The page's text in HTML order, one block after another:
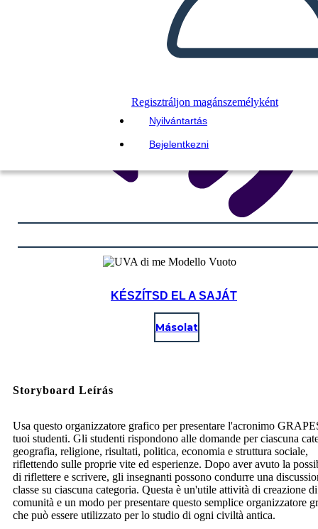
Regisztráljon magánszemélyként
Nyilvántartás
Bejelentkezni
KÉSZÍTSD EL A SAJÁT
Másolat
Storyboard Leírás
Usa questo organizzatore grafico per presentare l'acronimo
tuoi studenti. Gli studenti rispondono alle domande per ciascuna
geografia, religione, risultati, politica, economia e struttura sociale,
riflettendo sulle proprie vite ed esperienze. Dopo aver avuto la
di riflettere e scrivere, gli insegnanti possono condurre una
classe su ciascuna categoria. Questa è un'utile attività di creazione di
comunità e un modo per presentare questo semplice organizzatore
che può essere utilizzato per lo studio di ogni civiltà antica.